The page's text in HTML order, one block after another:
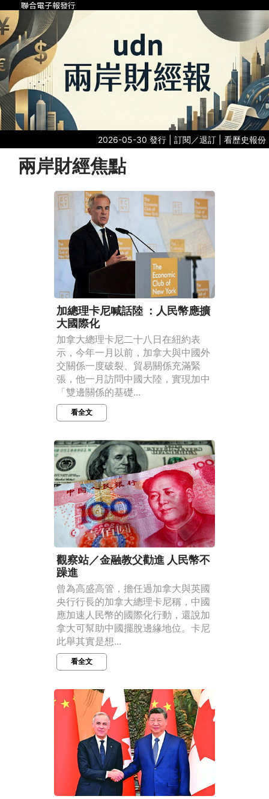
聯合電子報發行
2026-05-30 發行 | 訂閱／退訂 看歷史報份
兩岸財經焦點
加總理卡尼喊話陸 ：人民幣應擴
大國際化
加拿大總理卡尼二十八日在紐約表
示，今年一月以前，加拿大與中國外
交關係一度破裂、貿易關係充滿緊
張，他一月訪問中國大陸，實現加中
「雙邊關係的基礎...
看全文
觀察站／金融教父勸進 人民幣不
躁進
曾為高盛高管，擔任過加拿大與英國
央行行長的加拿大總理卡尼稱，中國
應加速人民幣的國際化行動，還說加
拿大可幫助中國擺脫邊緣地位。卡尼
此舉其實是想...
看全文